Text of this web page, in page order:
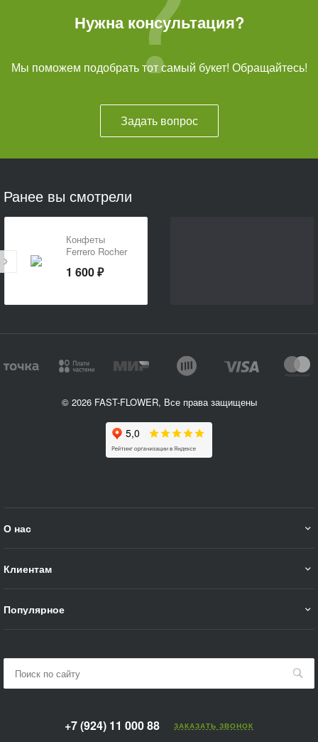
Нужна консультация?
Мы поможем подобрать тот самый букет! Обращайтесь!
Задать вопрос
Ранее вы смотрели
Конфеты
Ferrero Rocher
1 600 ₽
© 2026 FAST-FLOWER, Все права защищены
О нас
Клиентам
Популярное
+7 (924) 11 000 88 ЗАКАЗАТЬ ЗВОНОК